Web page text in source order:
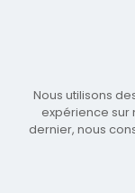
© 2024 You and
Nous utilisons
expérience sur
dernier, nous